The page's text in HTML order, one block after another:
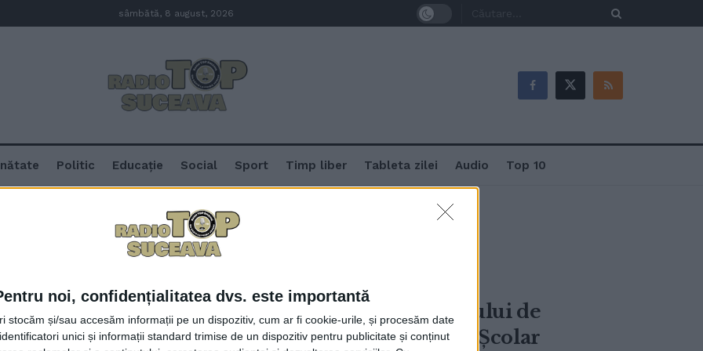
noi, confidențialitatea dvs. este importantă
stocăm și/sau accesăm informații pe un dispozitiv, cum ar fi cookie-urile, și procesăm date
unici și informații standard trimise de un dispozitiv pentru publicitate și conținut
sâmbătă, 8 august, 2026
Politic Educație Social Sport Timp liber Tableta zilei Audio Top 10
73 de absolvenți, înscriși la simularea concursului de
titularizare organizat de USV și Inspectoratul Școlar